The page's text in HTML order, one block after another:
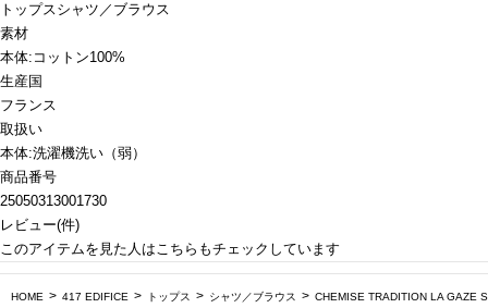
トップスシャツ／ブラウス
素材
本体:コットン100%
生産国
フランス
取扱い
本体:洗濯機洗い（弱）
商品番号
25050313001730
レビュー(件)
このアイテムを見た人はこちらもチェックしています
HOME 417 EDIFICE トップス シャツ／ブラウス CHEMISE TRADITION LA GAZE